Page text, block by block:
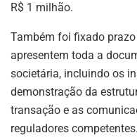
R$ 1 milhão.
Também foi fixado
apresentem toda a
societária, incluindo os
demonstração da
transação e as
reguladores competentes.